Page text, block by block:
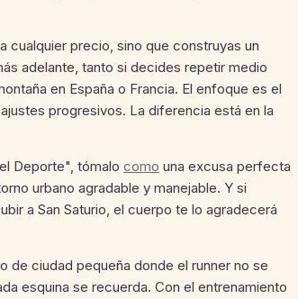
cualquier precio, sino que construyas un
adelante, tanto si decides repetir medio
en España o Francia. El enfoque es el
progresivos. La diferencia está en la
Deporte", tómalo como una excusa perfecta
urbano agradable y manejable. Y si
a San Saturio, el cuerpo te lo agradecerá
de ciudad pequeña donde el runner no se
esquina se recuerda. Con el entrenamiento